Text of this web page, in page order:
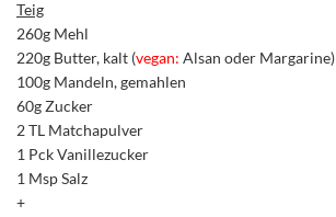
Teig
260g Mehl
220g Butter, kalt (vegan: Alsan oder Margarine)
100g Mandeln, gemahlen
60g Zucker
2 TL Matchapulver
1 Pck Vanillezucker
1 Msp Salz
+